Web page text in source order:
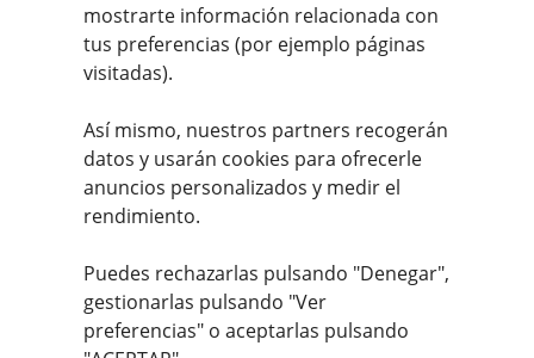
mostrarte información relacionada con
tus preferencias (por ejemplo páginas
visitadas).
Así mismo, nuestros partners recogerán
datos y usarán cookies para ofrecerle
anuncios personalizados y medir el
rendimiento.
Puedes rechazarlas pulsando "Denegar",
gestionarlas pulsando "Ver
preferencias" o aceptarlas pulsando
Carrilleras de ternera (750g. – 1kg.)
21,45 IVA incluido
Valorado con